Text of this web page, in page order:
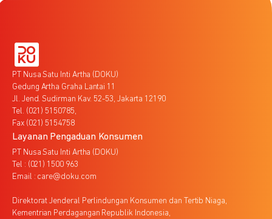
PT Nusa Satu Inti Artha (DOKU)
Gedung Artha Graha Lantai 11
Jl. Jend. Sudirman Kav. 52-53, Jakarta 12190
Tel. (021) 5150785,
Fax (021) 5154758
Layanan Pengaduan Konsumen
PT Nusa Satu Inti Artha (DOKU)
Tel : (021) 1500 963
Email : care@doku.com
Direktorat Jenderal Perlindungan Konsumen dan Tertib Niaga,
Kementrian Perdagangan Republik Indonesia,